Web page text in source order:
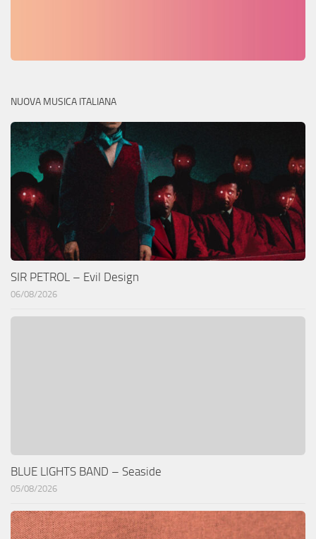
NUOVA MUSICA ITALIANA
SIR PETROL – Evil Design
06/08/2026
BLUE LIGHTS BAND – Seaside
05/08/2026